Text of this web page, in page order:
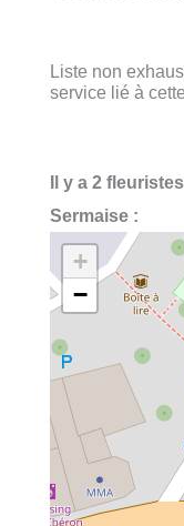
Liste non
service lié à
Il y a 2
Sermaise :
+
−